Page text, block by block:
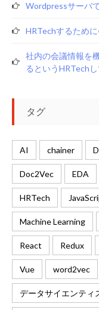
Wordpressサーバ
HRTechするため
社内の会議情報を
るというHRTech
タグ
AI chainer
Doc2Vec EDA
HRTech
Machine Learning
React Redux
Vue word2vec
データサイエンティ